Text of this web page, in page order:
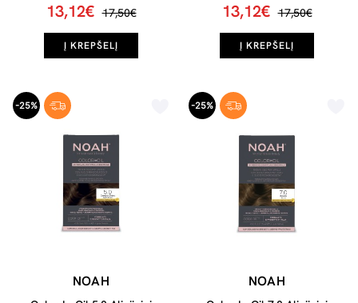
13,12€ 17,50€
Į KREPŠELĮ
13,12€ 17,50€
Į KREPŠELĮ
-25%
NOAH
-25%
NOAH